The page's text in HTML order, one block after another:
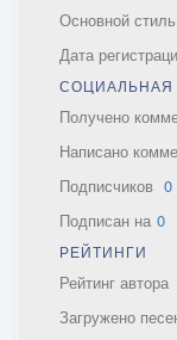
Основной стиль
Дата
СОЦИАЛЬНАЯ
Получено
Написано
Подписчиков 0
Подписан на 0
РЕЙТИНГИ
Рейтинг автора
Загружено